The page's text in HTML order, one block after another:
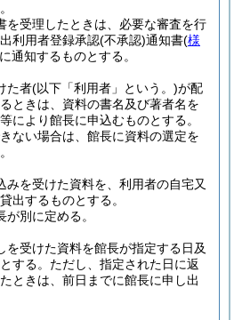
を受理したときは、必要な審査を行
利用者登録承認(不承認)通知書(様
通知するものとする。
た者(以下「利用者」という。)が配
ときは、資料の書名及び著者名を
により館長に申込むものとする。
ない場合は、館長に資料の選定を
みを受けた資料を、利用者の自宅又
出するものとする。
別に定める。
を受けた資料を館長が指定する日及
する。 ただし、指定された日に返
ときは、前日までに館長に申し出